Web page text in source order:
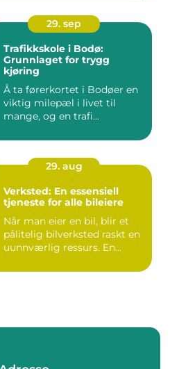
29. sep
Trafikkskole i Bodø:
Grunnlaget for trygg
kjøring
Å ta førerkortet i Bodøer en
viktig milepæl i livet til
mange, og en trafi...
29. aug
Verksted: En essensiell
tjeneste for alle bileiere
Når man eier en bil, blir et
pålitelig bilverksted raskt en
uunnværlig ressurs. En...